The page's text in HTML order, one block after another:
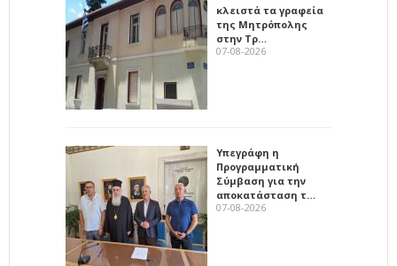
κλειστά τα γραφεία
της Μητρόπολης
στην Τρ…
07-08-2026
Υπεγράφη η
Προγραμματική
Σύμβαση για την
αποκατάσταση τ…
07-08-2026